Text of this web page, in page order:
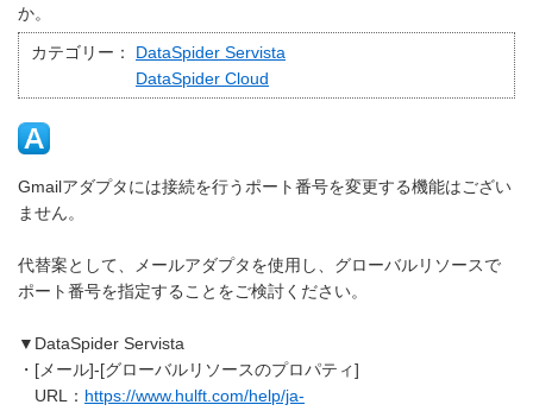
か。
カテゴリー：
DataSpider Servista
DataSpider Cloud
Gmailアダプタには接続を行うポート番号を変更する機能はござい
ません。
代替案として、メールアダプタを使用し、グローバルリソースで
ポート番号を指定することをご検討ください。
▼DataSpider Servista
・[メール]-[グローバルリソースのプロパティ]
URL： https://www.hulft.com/help/ja-